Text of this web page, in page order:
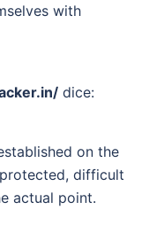
with
dice:
on the
difficult
actual point.